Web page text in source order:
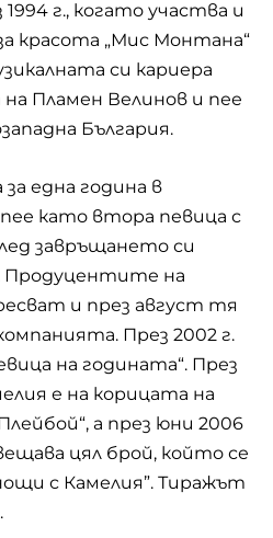
г., когато участва и
красота „Мис Монтана“
си кариера
на Пламен Велинов и пее
България.
за една година в
като втора певица с
завръщането си
Продуцентите на
и през август тя
През 2002 г.
на годината“. През
е на корицата на
а през юни 2006
цял брой, който се
с Камелия”. Тиражът